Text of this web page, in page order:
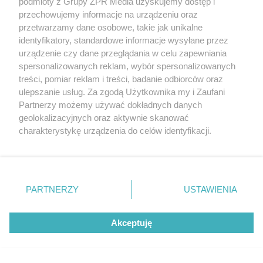
parkietu po 20 latach
DOMOWE PORZĄDKI
Hiszpański sposób na czystą
toaletę. Rozpuszcza kamień i
przechowujemy informacje na urządzeniu oraz
przetwarzamy dane osobowe, takie jak unikalne
identyfikatory, standardowe informacje wysyłane przez
urządzenie czy dane przeglądania w celu zapewniania
spersonalizowanych reklam, wybór spersonalizowanych
treści, pomiar reklam i treści, badanie odbiorców oraz
ulepszanie usług. Za zgodą Użytkownika my i Zaufani
Partnerzy możemy używać dokładnych danych
geolokalizacyjnych oraz aktywnie skanować
charakterystykę urządzenia do celów identyfikacji.
zmienić/wycofać klikając przycisk ustawień prywatności
znajdujący się w lewym dolnym rogu strony
rodzaje przetwarzania danych nie wymagają zgody
użytkownika, ale masz prawo sprzeciwić się takiemu
przetwarzaniu. Preferencje będą miały zastosowanie tylko
PARTNERZY USTAWIENIA
Akceptuję